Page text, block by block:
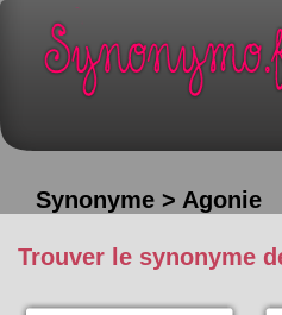
Synonyme > Agonie
Trouver le synonyme